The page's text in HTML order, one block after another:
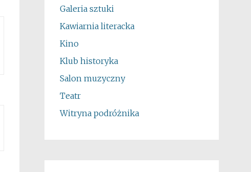
Galeria sztuki
Kawiarnia literacka
Kino
Klub historyka
Salon muzyczny
Teatr
Witryna podróżnika